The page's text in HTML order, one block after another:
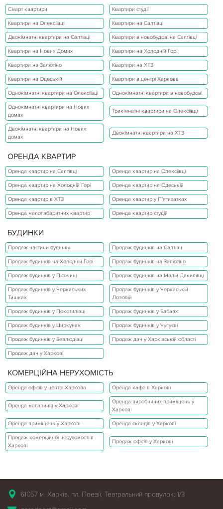
Смарт квартири Квартири студії
Квартири на Олексіївці Квартири на Салтівці
Двокімнатні квартири на Салтівці Квартири в новобудові на Салтівці
Квартири на Нових Домах Квартири на Холодній Горі
Квартири на Залютіно Квартири на ХТЗ
Квартири на Одеській Квартири в центрі Харкова
Однокімнатні квартири на Олексіївці Однокімнатні квартири в новобудові
Однокімнатні квартири на Нових
домах
Трикімнатні квартири на Олексіївці
Двокімнатні квартири на Нових
домах
Двокімнатні квартири на ХТЗ
ОРЕНДА КВАРТИР
Оренда квартир на Салтівці Оренда квартир на Олексіївці
Оренда квартир на Холодній Горі Оренда квартир на Одеській
Оренда квартир в ХТЗ Оренда квартир у П'ятихатках
Оренда малогабаритних квартир Оренда квартир студій
БУДИНКИ
Продаж частини будинку Продаж будинків на Салтівці
Продаж будинків на Холодній Горі Продаж будинків на Залютіно
Продаж будинків у Пісочині Продаж будинків на Малій Данилівці
Продаж будинків у Черкаських
Тишках
Продаж будинків у Черкаській
Лозовій
Продаж будинків у Покотилівці Продаж будинків у Бабаях
Продаж будинків у Циркунах Продаж будинків у Чугуєві
Продаж будинків у Безлюдівці Продаж дач у Харківській області
Продаж дач у Харкові
КОМЕРЦІЙНА НЕРУХОМІСТЬ
Оренда офісів у центрі Харкова Оренда кафе в Харкові
Оренда магазинів у Харкові
Оренда виробничих приміщень у
Харкові
Оренда приміщень у Харкові Оренда складів у Харкові
Продаж комерційної нерухомості в
Харкові
Продаж офісів у Харкові
61057 м. Харків, пл. Поезії, Театральний провулок, 1/3